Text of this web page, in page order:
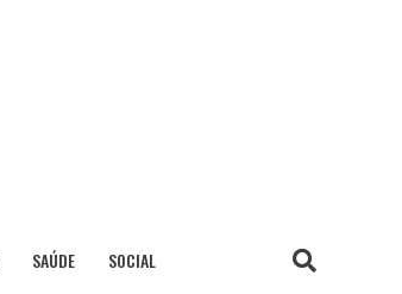
SAÚDE SOCIAL